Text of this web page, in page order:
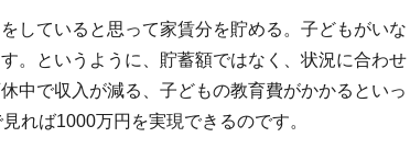
していると思って家賃分を貯める。子どもがいな
。というように、貯蓄額ではなく、状況に合わせ
中で収入が減る、子どもの教育費がかかるといっ
れば1000万円を実現できるのです。